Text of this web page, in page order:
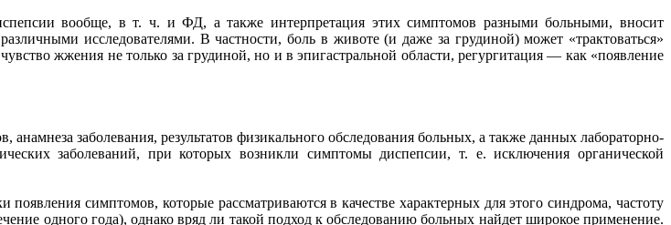
вообще, в т. ч. и ФД, а также интерпретация этих симптомов разными больными, вносит
исследователями. В частности, боль в животе (и даже за грудиной) может «трактоваться»
жжения не только за грудиной, но и в эпигастральной области, регургитация — как «появление
заболевания, результатов физикального обследования больных, а также данных лабораторно-
заболеваний, при которых возникли симптомы диспепсии, т. е. исключения органической
симптомов, которые рассматриваются в качестве характерных для этого синдрома, частоту
одного года), однако вряд ли такой подход к обследованию больных найдет широкое применение.